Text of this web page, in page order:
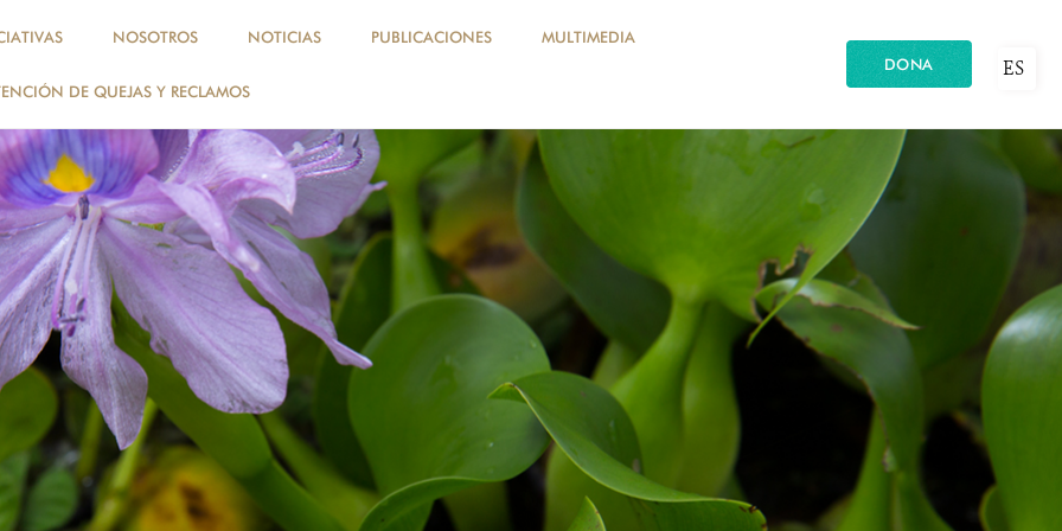
NOSOTROS NOTICIAS PUBLICACIONES MULTIMEDIA
DE QUEJAS Y RECLAMOS
DONA ES